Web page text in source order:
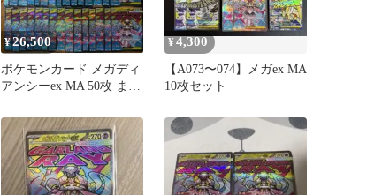
¥26,500
ポケモンカード メガディ
アンシーex MA 50枚 まと
¥4,300
【A073〜074】メガex MA
10枚セット